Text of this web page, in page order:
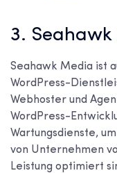
3.
Seahawk Media ist
WordPress-
Webhoster und
WordPress-
Wartungsdienste,
von Unternehmen
Leistung optimiert